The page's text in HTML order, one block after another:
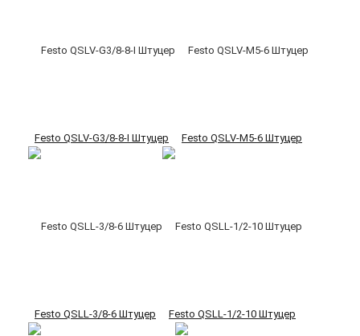
Festo QSLV-G3/8-8-I Штуцер Festo QSLV-M5-6 Штуцер
Festo QSLL-3/8-6 Штуцер Festo QSLL-1/2-10 Штуцер